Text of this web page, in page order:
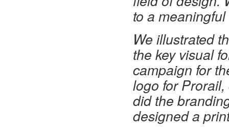
to a
We illustrated
the key visual
campaign for
logo for
did the
designed a